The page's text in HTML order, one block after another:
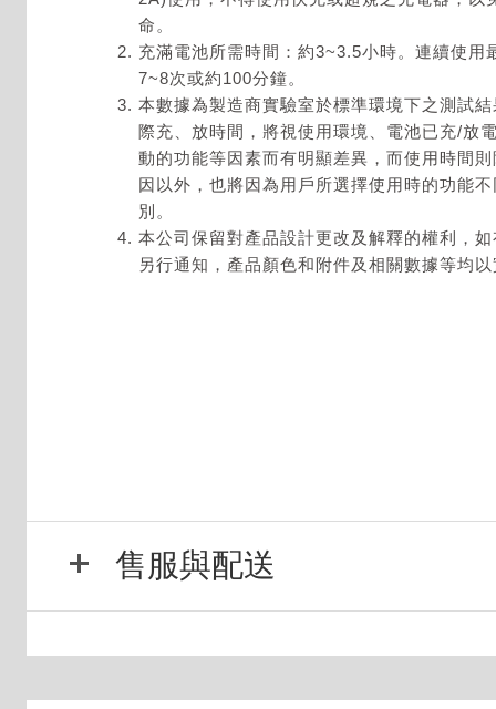
命。
充滿電池所需時間：約3~3.5小時。連續使用
7~8次或約100分鐘。
本數據為製造商實驗室於標準環境下之測試
際充、放時間，將視使用環境、電池已充/放
動的功能等因素而有明顯差異，而使用時間
因以外，也將因為用戶所選擇使用時的功能
別。
本公司保留對產品設計更改及解釋的權利，
另行通知，產品顏色和附件及相關數據等均
售服與配送